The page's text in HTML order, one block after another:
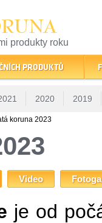
produkty roku
na finančním trhu
PRODUKTŮ
2020 2019
koruna 2023
Video
je od